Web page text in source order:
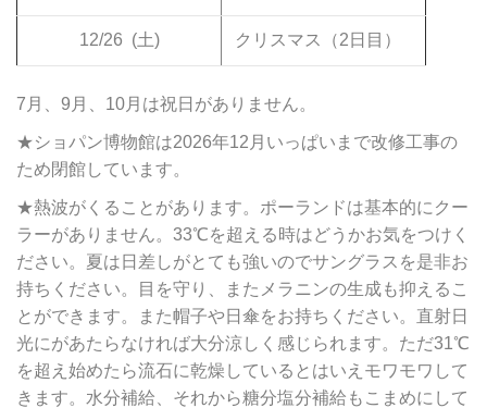
12/26 (土) クリスマス（2日目）
7月、9月、10月は祝日がありません。
★ショパン博物館は2026年12月いっぱいまで改修工事の
ため閉館しています。
★熱波がくることがあります。ポーランドは基本的にクー
ラーがありません。33℃を超える時はどうかお気をつけく
ださい。夏は日差しがとても強いのでサングラスを是非お
持ちください。目を守り、またメラニンの生成も抑えるこ
とができます。また帽子や日傘をお持ちください。直射日
光にがあたらなければ大分涼しく感じられます。ただ31℃
を超え始めたら流石に乾燥しているとはいえモワモワして
きます。水分補給、それから糖分塩分補給もこまめにして